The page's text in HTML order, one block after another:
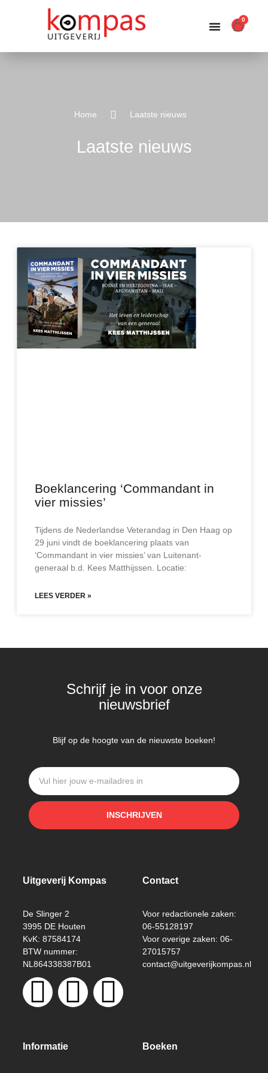
0
Home Laatste nieuws
Laatste nieuws
Boeklancering ‘Commandant in
vier missies’
Tijdens de Nederlandse Veterandag in Den Haag op
29 juni vindt de boeklancering plaats van
‘Commandant in vier missies’ van Luitenant-
generaal b.d. Kees Matthijssen. Locatie:
LEES VERDER »
Schrijf je in voor onze
nieuwsbrief
Blijf op de hoogte van de nieuwste boeken!
INSCHRIJVEN
Uitgeverij Kompas
De Slinger 2
3995 DE Houten
KvK: 87584174
BTW nummer:
NL864338387B01
Contact
Voor redactionele zaken:
06-55128197
Voor overige zaken: 06-
27015757
contact@uitgeverijkompas.nl
Informatie Boeken